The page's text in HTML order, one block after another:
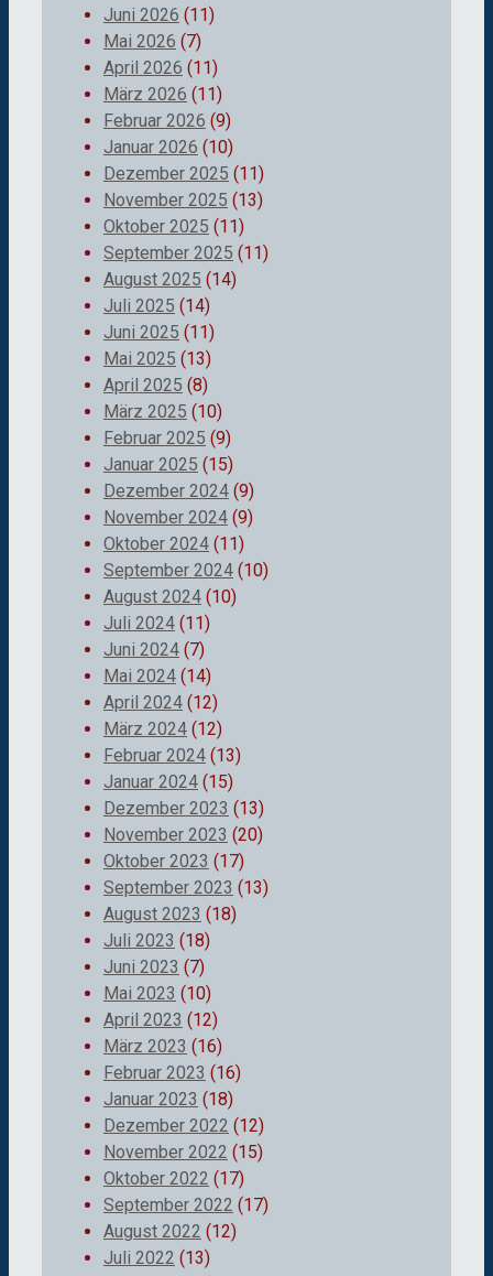
Juni 2026 (11)
Mai 2026 (7)
April 2026 (11)
März 2026 (11)
Februar 2026 (9)
Januar 2026 (10)
Dezember 2025 (11)
November 2025 (13)
Oktober 2025 (11)
September 2025 (11)
August 2025 (14)
Juli 2025 (14)
Juni 2025 (11)
Mai 2025 (13)
April 2025 (8)
März 2025 (10)
Februar 2025 (9)
Januar 2025 (15)
Dezember 2024 (9)
November 2024 (9)
Oktober 2024 (11)
September 2024 (10)
August 2024 (10)
Juli 2024 (11)
Juni 2024 (7)
Mai 2024 (14)
April 2024 (12)
März 2024 (12)
Februar 2024 (13)
Januar 2024 (15)
Dezember 2023 (13)
November 2023 (20)
Oktober 2023 (17)
September 2023 (13)
August 2023 (18)
Juli 2023 (18)
Juni 2023 (7)
Mai 2023 (10)
April 2023 (12)
März 2023 (16)
Februar 2023 (16)
Januar 2023 (18)
Dezember 2022 (12)
November 2022 (15)
Oktober 2022 (17)
September 2022 (17)
August 2022 (12)
Juli 2022 (13)